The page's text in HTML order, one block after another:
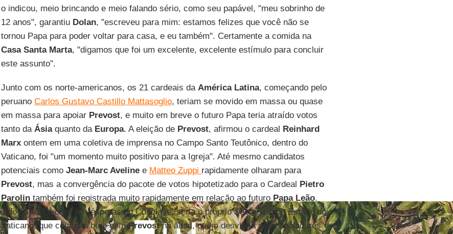
o indicou, meio brincando e meio falando sério, como seu papável, "meu sobrinho de
12 anos", garantiu Dolan, "escreveu para mim: estamos felizes que você não se
tornou Papa para poder voltar para casa, e eu também". Certamente a comida na
Casa Santa Marta, "digamos que foi um excelente, excelente estímulo para concluir
este assunto".
Junto com os norte-americanos, os 21 cardeais da América Latina, começando pelo
peruano Carlos Gustavo Castillo Mattasoglio, teriam se movido em massa ou quase
em massa para apoiar Prevost, e muito em breve o futuro Papa teria atraído votos
tanto da Ásiaquanto da Europa. A eleição de Prevost, afirmou o cardeal Reinhard
Marxontem em uma coletiva de imprensa no Campo Santo Teutônico, dentro do
Vaticano, foi "um momento muito positivo para a Igreja". Até mesmo candidatos
potenciais como Jean-Marc Avelinee Matteo Zuppi rapidamente olharam para
Prevost, mas a convergência do pacote de votos hipotetizado para o Cardeal Pietro
Parolintambém foi registrada muito rapidamente em relação ao futuro Papa Leão.
Tido como favorito às vésperas do Conclave, seria o próprio Secretário de Estado do
Vaticano, que colabora bem comPrevosthá anos, quem desviaria seus apoiadores